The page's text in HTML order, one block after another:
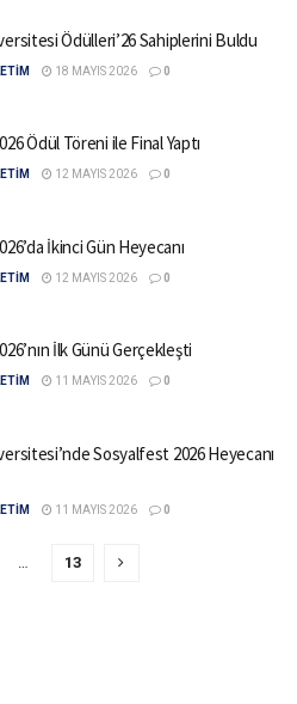
Ödülleri’26 Sahiplerini Buldu
18 MAYIS 2026 0
Ödül Töreni ile Final Yaptı
12 MAYIS 2026 0
İkinci Gün Heyecanı
12 MAYIS 2026 0
İlk Günü Gerçekleşti
11 MAYIS 2026 0
Sosyalfest 2026 Heyecanı
11 MAYIS 2026 0
… 13